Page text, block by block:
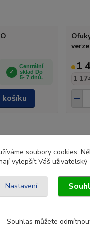
Centrální
sklad Do
5- 7 dnů.
1
1
soubory cookies.
vylepšít Váš uživatelský
Nastavení
Souhlas můžete